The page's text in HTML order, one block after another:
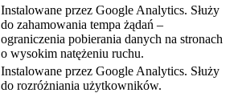
Instalowane przez Google Analytics. Służy
do zahamowania tempa żądań –
ograniczenia pobierania danych na stronach
o wysokim natężeniu ruchu.
Instalowane przez Google Analytics. Służy
do rozróżniania użytkowników.